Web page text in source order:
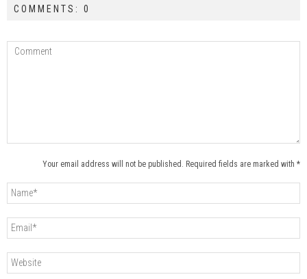
COMMENTS: 0
Your email address will not be published. Required fields are marked with *